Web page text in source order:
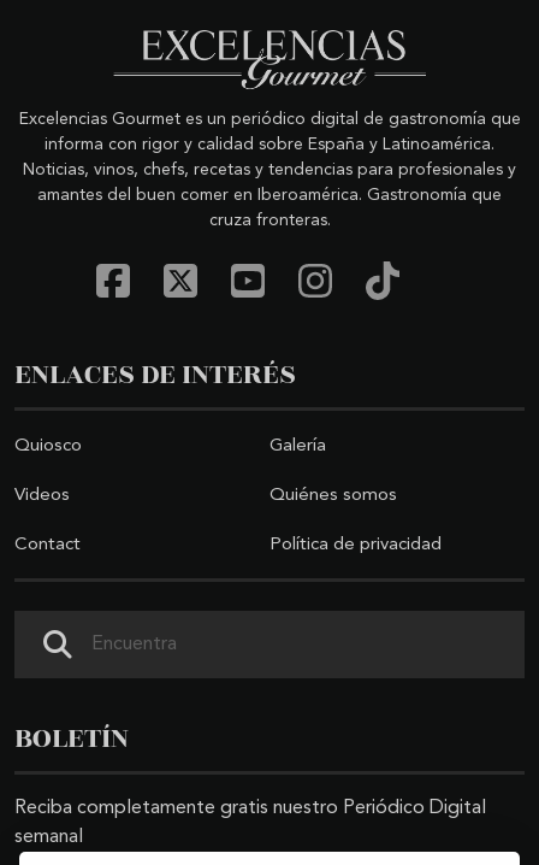
Excelencias Gourmet es un periódico digital de gastronomía que
informa con rigor y calidad sobre España y Latinoamérica.
Noticias, vinos, chefs, recetas y tendencias para profesionales y
amantes del buen comer en Iberoamérica. Gastronomía que
cruza fronteras.
ENLACES DE INTERÉS
Quiosco Galería
Videos Quiénes somos
Contact Política de privacidad
BOLETÍN
Reciba completamente gratis nuestro Periódico Digital
semanal